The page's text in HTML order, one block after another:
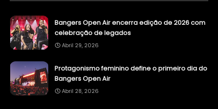
Bangers Open Air encerra edição de 2026 com
celebração de legados
Abril 29, 2026
Protagonismo feminino define o primeiro dia do
Bangers Open Air
Abril 28, 2026